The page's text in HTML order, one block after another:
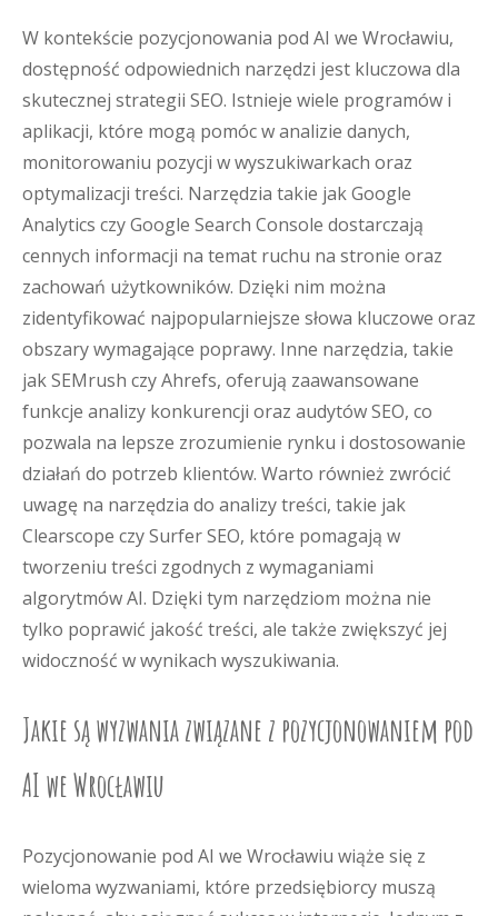
W kontekście pozycjonowania pod AI we Wrocławiu,
dostępność odpowiednich narzędzi jest kluczowa dla
skutecznej strategii SEO. Istnieje wiele programów i
aplikacji, które mogą pomóc w analizie danych,
monitorowaniu pozycji w wyszukiwarkach oraz
optymalizacji treści. Narzędzia takie jak Google
Analytics czy Google Search Console dostarczają
cennych informacji na temat ruchu na stronie oraz
zachowań użytkowników. Dzięki nim można
zidentyfikować najpopularniejsze słowa kluczowe oraz
obszary wymagające poprawy. Inne narzędzia, takie
jak SEMrush czy Ahrefs, oferują zaawansowane
funkcje analizy konkurencji oraz audytów SEO, co
pozwala na lepsze zrozumienie rynku i dostosowanie
działań do potrzeb klientów. Warto również zwrócić
uwagę na narzędzia do analizy treści, takie jak
Clearscope czy Surfer SEO, które pomagają w
tworzeniu treści zgodnych z wymaganiami
algorytmów AI. Dzięki tym narzędziom można nie
tylko poprawić jakość treści, ale także zwiększyć jej
widoczność w wynikach wyszukiwania.
Jakie są wyzwania związane z pozycjonowaniem pod
AI we Wrocławiu
Pozycjonowanie pod AI we Wrocławiu wiąże się z
wieloma wyzwaniami, które przedsiębiorcy muszą